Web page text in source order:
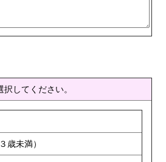
してください。
歳未満）